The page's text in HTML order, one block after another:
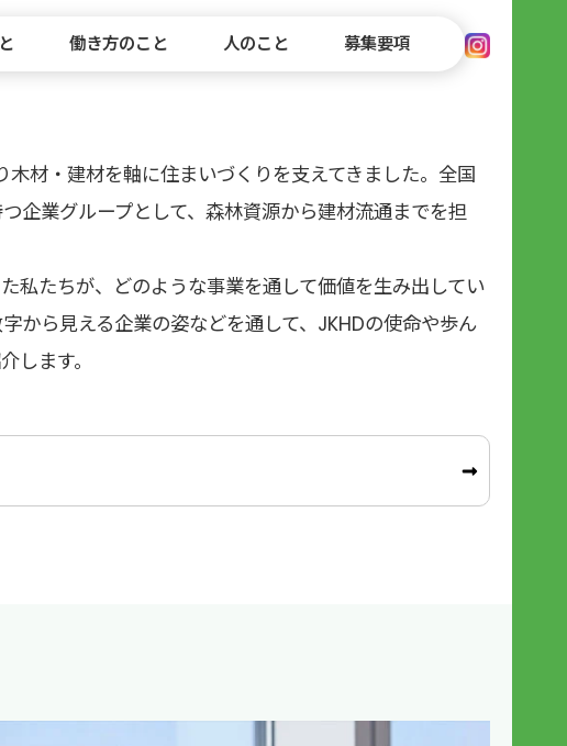
建材について
ス
働き方のこと
働き方のこと
TRAINING・BENFITS
人のこと
人のこと
INTERVIEW 01
INTERVIEW 02
Y.S さん（2023年入社）
INTERVIEW 03
募集要項
募集要項
FAQ
材・建材を軸に住まいづくりを支えてきました。全国
企業グループとして、森林資源から建材流通までを担
私たちが、どのような事業を通して価値を生み出してい
から見える企業の姿などを通して、JKHDの使命や歩ん
します。